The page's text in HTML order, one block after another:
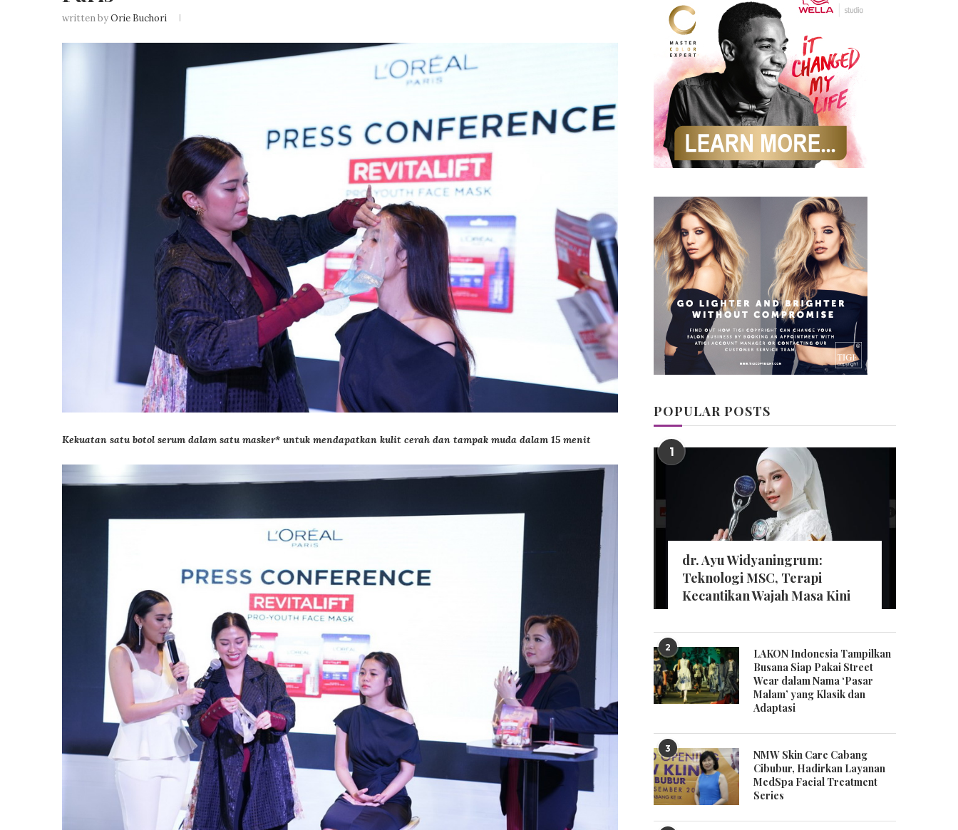
written byOrie Buchori
Kekuatan satu botol serum dalam satu masker* untuk mendapatkan kulit cerah dan tampak muda dalam 15 menit
POPULAR POSTS
1
dr. Ayu Widyaningrum:
Teknologi MSC, Terapi
Kecantikan Wajah Masa Kini
2
LAKON Indonesia Tampilkan
Busana Siap Pakai Street
Wear dalam Nama ‘Pasar
Malam’ yang Klasik dan
Adaptasi
3
NMW Skin Care Cabang
Cibubur, Hadirkan Layanan
MedSpa Facial Treatment
Series